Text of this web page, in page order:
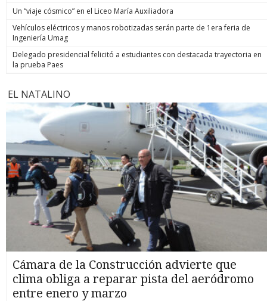
Un “viaje cósmico” en el Liceo María Auxiliadora
Vehículos eléctricos y manos robotizadas serán parte de 1era feria de
Ingeniería Umag
Delegado presidencial felicitó a estudiantes con destacada trayectoria en
la prueba Paes
EL NATALINO
Cámara de la Construcción advierte que
clima obliga a reparar pista del aeródromo
entre enero y marzo